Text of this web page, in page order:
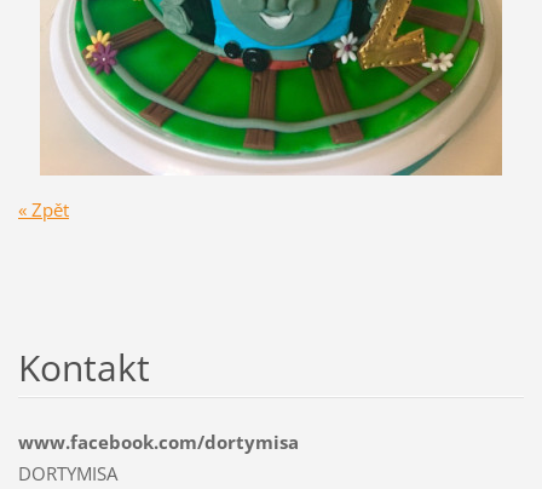
« Zpět
Kontakt
www.facebook.com/dortymisa
DORTYMISA